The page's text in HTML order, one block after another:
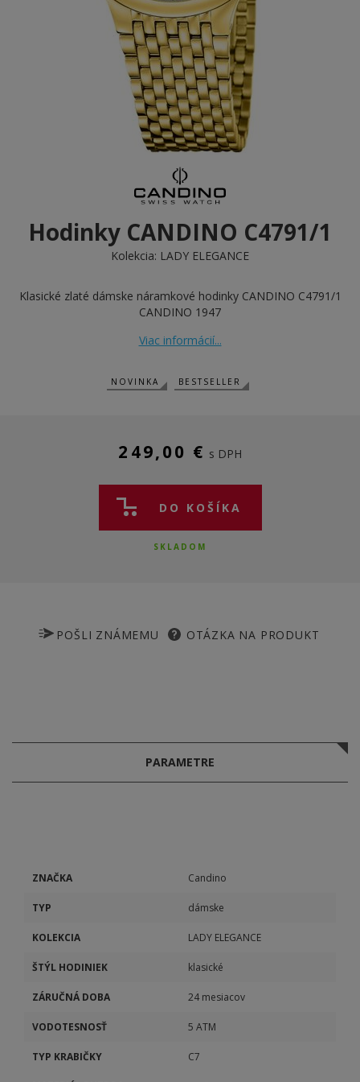
Hodinky CANDINO C4791/1
Kolekcia: LADY ELEGANCE
Klasické zlaté dámske náramkové hodinky CANDINO C4791/1
CANDINO 1947
Viac informácií...
NOVINKA BESTSELLER
249,00 € s DPH
DO KOŠÍKA
SKLADOM
POŠLI ZNÁMEMU OTÁZKA NA PRODUKT
PARAMETRE
ZNAČKA Candino
TYP dámske
KOLEKCIA LADY ELEGANCE
ŠTÝL HODINIEK klasické
ZÁRUČNÁ DOBA 24 mesiacov
VODOTESNOSŤ 5 ATM
TYP KRABIČKY C7